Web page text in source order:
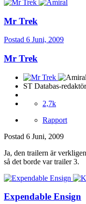
Mr Trek
Postad 6 Juni, 2009
Mr Trek
ST Databas-
2,7k
Rapport
Postad 6 Juni, 2009
Ja, den trailern är
så det borde var trailer 3.
Expendable Ensign